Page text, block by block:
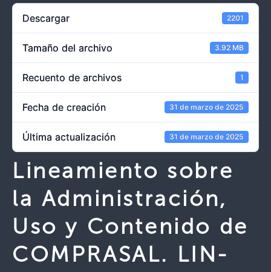
Descargar 2201
Tamaño del archivo 3.92 MB
Recuento de archivos 1
Fecha de creación 31 de marzo de 2025
Última actualización 31 de marzo de 2025
Lineamiento sobre
la Administración,
Uso y Contenido de
COMPRASAL. LIN-